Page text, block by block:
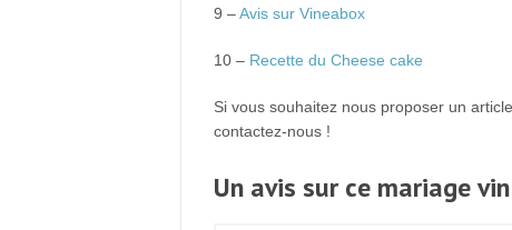
9 –Avis sur Vineabox
10 – Recette du Cheese cake
Si vous souhaitez nous proposer un
contactez-nous !
Un avis sur ce mariage